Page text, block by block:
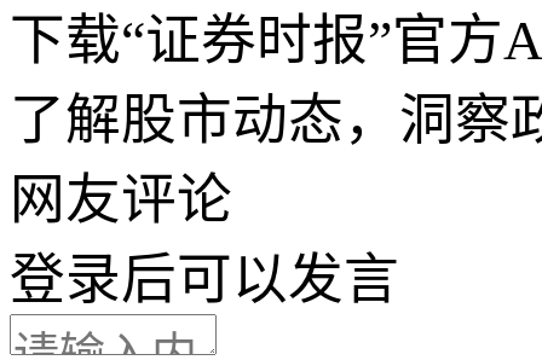
下载“证券时报”官方
了解股市动态，洞察
网友评论
登录后可以发言